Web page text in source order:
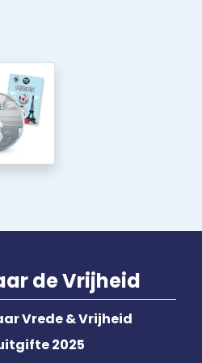
de Vrijheid
Vrede & Vrijheid
2025